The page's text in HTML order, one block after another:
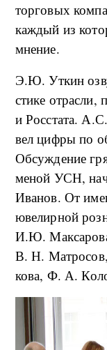
тор­го­вых
ка­ж­дый из
мне­ние.
Э.Ю. Ут­кин
сти­ке
и Рос­ста­та.
вел ци­ф­ры по
Об­су­ж­де­ние
ме­ной УСН,
Ива­нов. От
юве­ли­р­ной
И.Ю.
В. Н.
ко­ва, Ф. А.